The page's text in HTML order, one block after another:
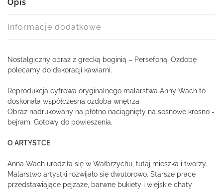
Opis
Informacje dodatkowe
Nostalgiczny obraz z grecką boginią – Persefoną. Ozdobę
polecamy do dekoracji kawiarni.
Reprodukcja cyfrowa oryginalnego malarstwa Anny Wach to
doskonała współczesna ozdoba wnętrza.
Obraz nadrukowany na płótno naciągnięty na sosnowe krosno -
bejram. Gotowy do powieszenia.
O ARTYSTCE
Anna Wach urodziła się w Wałbrzychu, tutaj mieszka i tworzy.
Malarstwo artystki rozwijało się dwutorowo. Starsze prace
przedstawiające pejzaże, barwne bukiety i wiejskie chaty